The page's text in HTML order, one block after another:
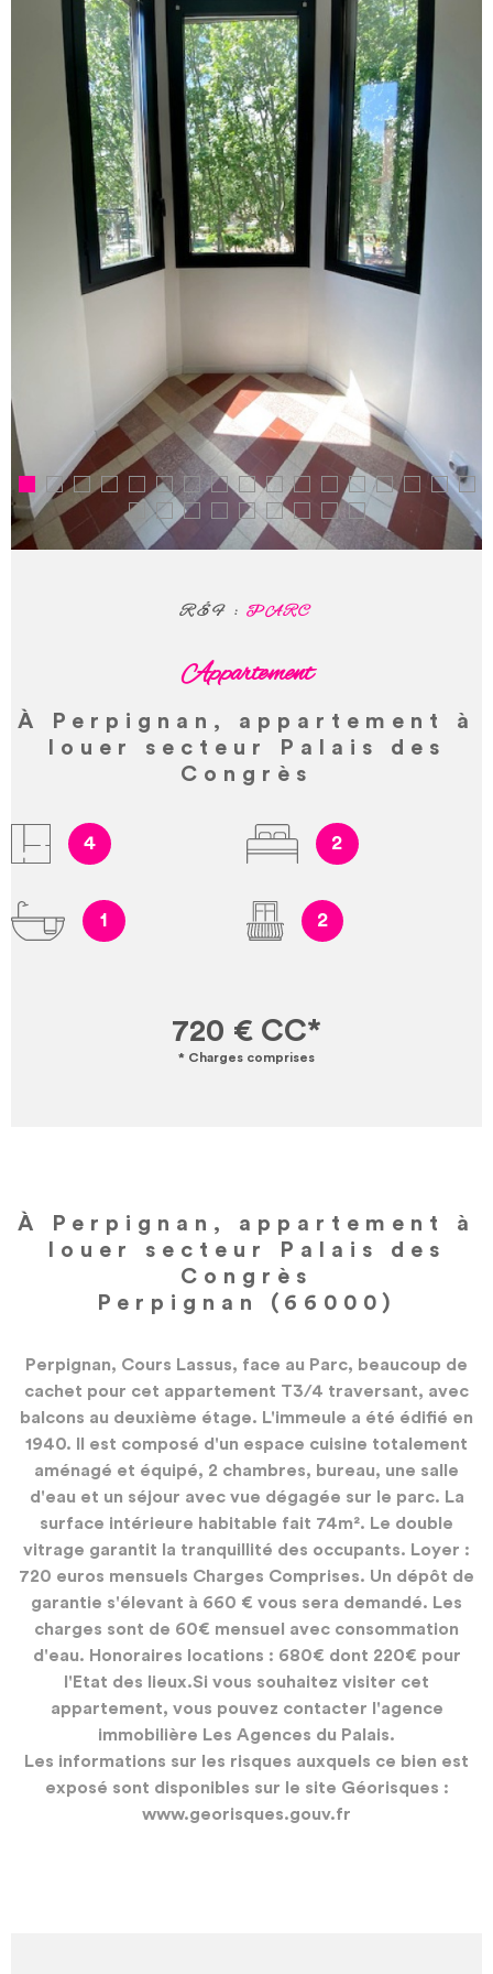
NOUS
RÉF : PARC
Appartement
À Perpignan, appartement à
louer secteur Palais des
Congrès
4 2
1 2
720 € CC*
* Charges comprises
À Perpignan, appartement à
louer secteur Palais des
Congrès
Perpignan (66000)
Perpignan, Cours Lassus, face au Parc, beaucoup de
cachet pour cet appartement T3/4 traversant, avec
balcons au deuxième étage. L'immeule a été édifié en
1940. Il est composé d'un espace cuisine totalement
aménagé et équipé, 2 chambres, bureau, une salle
d'eau et un séjour avec vue dégagée sur le parc. La
surface intérieure habitable fait 74m². Le double
vitrage garantit la tranquillité des occupants. Loyer :
720 euros mensuels Charges Comprises. Un dépôt de
garantie s'élevant à 660 € vous sera demandé. Les
charges sont de 60€ mensuel avec consommation
d'eau. Honoraires locations : 680€ dont 220€ pour
l'Etat des lieux.Si vous souhaitez visiter cet
appartement, vous pouvez contacter l'agence
immobilière Les Agences du Palais.
Les informations sur les risques auxquels ce bien est
exposé sont disponibles sur le site Géorisques :
www.georisques.gouv.fr
RECHERCHER